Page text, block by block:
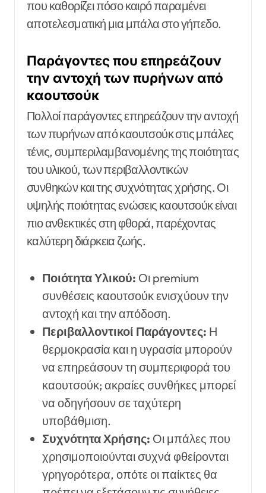
που καθορίζει πόσο καιρό παραμένει
αποτελεσματική μια μπάλα στο γήπεδο.
Παράγοντες που επηρεάζουν
την αντοχή των πυρήνων από
καουτσούκ
Πολλοί παράγοντες επηρεάζουν την αντοχή
των πυρήνων από καουτσούκ στις μπάλες
τένις, συμπεριλαμβανομένης της ποιότητας
του υλικού, των περιβαλλοντικών
συνθηκών και της συχνότητας χρήσης. Οι
υψηλής ποιότητας ενώσεις καουτσούκ είναι
πιο ανθεκτικές στη φθορά, παρέχοντας
καλύτερη διάρκεια ζωής.
Ποιότητα Υλικού: Οι premium
συνθέσεις καουτσούκ ενισχύουν την
αντοχή και την απόδοση.
Περιβαλλοντικοί Παράγοντες: Η
θερμοκρασία και η υγρασία μπορούν
να επηρεάσουν τη συμπεριφορά του
καουτσούκ; ακραίες συνθήκες μπορεί
να οδηγήσουν σε ταχύτερη
υποβάθμιση.
Συχνότητα Χρήσης: Οι μπάλες που
χρησιμοποιούνται συχνά φθείρονται
γρηγορότερα, οπότε οι παίκτες θα